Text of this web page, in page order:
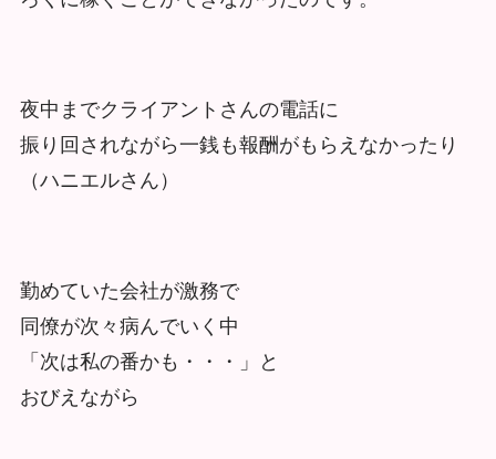
夜中までクライアントさんの電話に
振り回されながら一銭も報酬がもらえなかったり
（ハニエルさん）
勤めていた会社が激務で
同僚が次々病んでいく中
「次は私の番かも・・・」と
おびえながら